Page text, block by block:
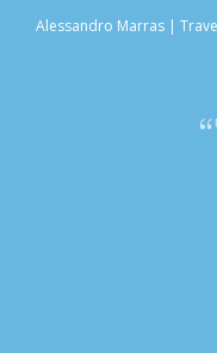
Alessandro Marras |